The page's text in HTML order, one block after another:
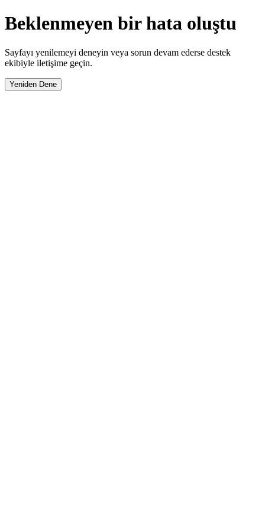
Beklenmeyen bir hata oluştu
Sayfayı yenilemeyi deneyin veya sorun devam ederse destek
ekibiyle iletişime geçin.
Yeniden Dene